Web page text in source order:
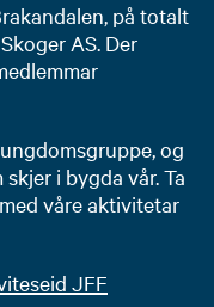
på totalt
AS. Der
og
i bygda vår. Ta
våre aktivitetar
JFF